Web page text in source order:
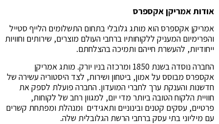
אודות אמריקן אקספרס
אמריקן אקספרס הוא מותג גלובלי בתחום התשלומים הלייף סטייל
והפרימיום המעניק ללקוחותיו ברחבי העולם מוצרים, שירותים וחוויות
ייחודיות, להעשרת חייהם ותמיכה בהצלחתם.
החברה נוסדה בשנת 1850 ומרכזה בניו יורק. מותג אמריקן
אקספרס מבוסס על אמון, ביטחון ושירות, לצד היסטוריה עשירה של
חדשנות והענקת ערך לחברי המועדון. החברה פועלת לספק את
חוויית הלקוח הטובה ביותר מדי יום, למגוון רחב של לקוחות,
פרטיים, עסקים קטנים ובינוניים ותאגידים ומנהלת ומפתחת קשרים
עם מיליוני בתי עסק ברחבי הרשת הגלובלית שלה.